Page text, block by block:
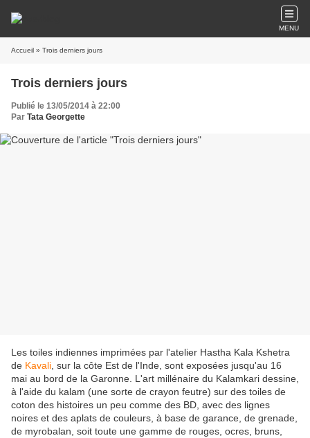
MENU
Accueil » Trois derniers jours
Trois derniers jours
Publié le 13/05/2014 à 22:00
Par Tata Georgette
Les toiles indiennes imprimées par l'atelier Hastha Kala Kshetra
de Kavali , sur la côte Est de l'Inde, sont exposées jusqu'au 16
mai au bord de la Garonne. L'art millénaire du Kalamkari dessine,
à l'aide du kalam (une sorte de crayon feutre) sur des toiles de
coton des histoires un peu comme des BD, avec des lignes
noires et des aplats de couleurs, à base de garance, de grenade,
de myrobalan, soit toute une gamme de rouges, ocres, bruns,